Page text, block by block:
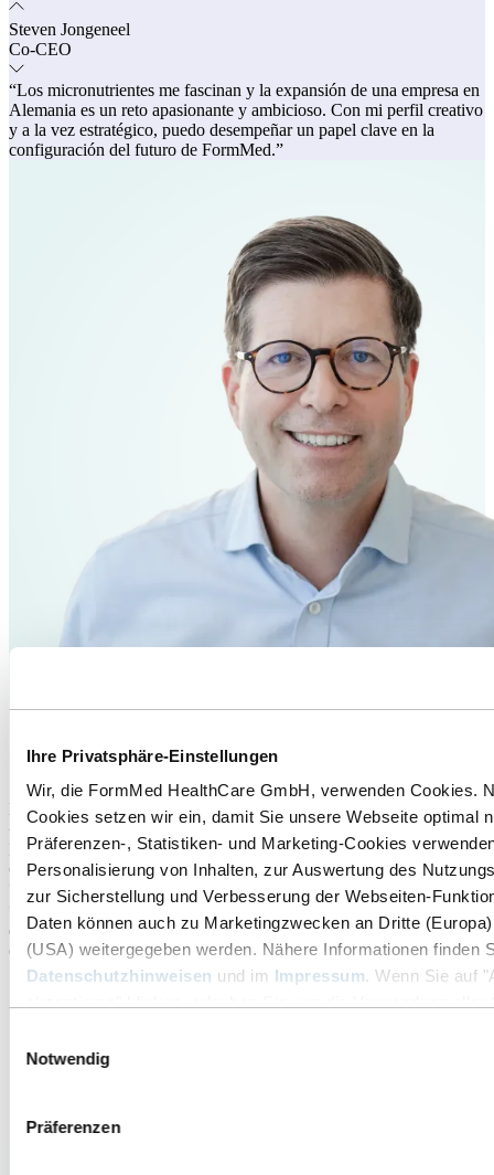
Ihre Privatsphäre-Einstellungen
Wir, die FormMed HealthCare GmbH, verwenden Cookies.
Cookies setzen wir ein, damit Sie unsere Webseite optimal
Präferenzen-, Statistiken- und Marketing-Cookies
Personalisierung von Inhalten, zur Auswertung des
zur Sicherstellung und Verbesserung der Webseiten-
Daten können auch zu Marketingzwecken an Dritte
(USA) weitergegeben werden. Nähere Informationen finden
Datenschutzhinweisen und im Impressum. Wenn Sie auf
Link "Cookie-Einstellungen" ändern. Diesen finden Sie ganz
Notwendig
Präferenzen
Steven Jongeneel
Co-CEO
“Los micronutrientes me fascinan y la expansión de una empresa en
Alemania es un reto apasionante y ambicioso. Con mi perfil creativo
y a la vez estratégico, puedo desempeñar un papel clave en la
configuración del futuro de FormMed.”
Dirección
Dr. Roland Schmidt
CEO
“Para mí, FormMed es un lugar donde la integridad, el entusiasmo y
el cuidado se unen, para que nuestras clientas y clientes puedan vivir
cada día un poco más de salud.”